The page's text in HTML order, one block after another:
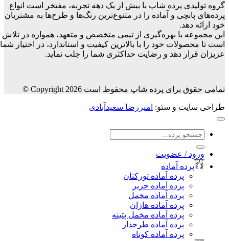
گروه تولیدی پرده شاپ با بیش از یک دهه تجربه، مفتخر است انواع
پرده‌های پانچی و آماده را در متنوع‌ترین رنگ‌ها و طرح‌ها به مشتریان
خود ارائه دهد.
این مجموعه با بهره‌گیری از تیمی متخصص و متعهد، همواره در تلاش
است تا محصولات خود را با بالاترین کیفیت و استاندارد، در اختیار شما
عزیزان قرار دهد و رضایت حداکثری شما را جلب نماید.
تمامی حقوق برای پرده شاپ محفوظ است Copyright 2026 ©
طراحی سایت و سئو:امیررضا سعیدآبادی
جستجو
ورود / عضویت
پرده آماده
پرده آماده تورکتان
پرده آماده حریر
پرده آماده مخمل
پرده آماده هازان
پرده آماده مخمل پتینه
پرده آماده طرحدار
پرده آماده کوتاه